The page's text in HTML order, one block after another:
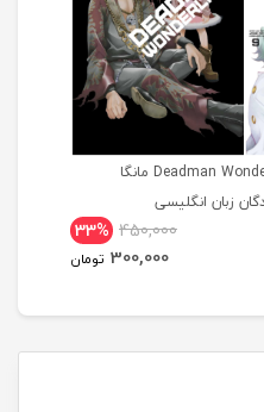
مانگا Deadman Wonderland مانگا
زبان انگلیسی
33% 450,000
300,000 تومان